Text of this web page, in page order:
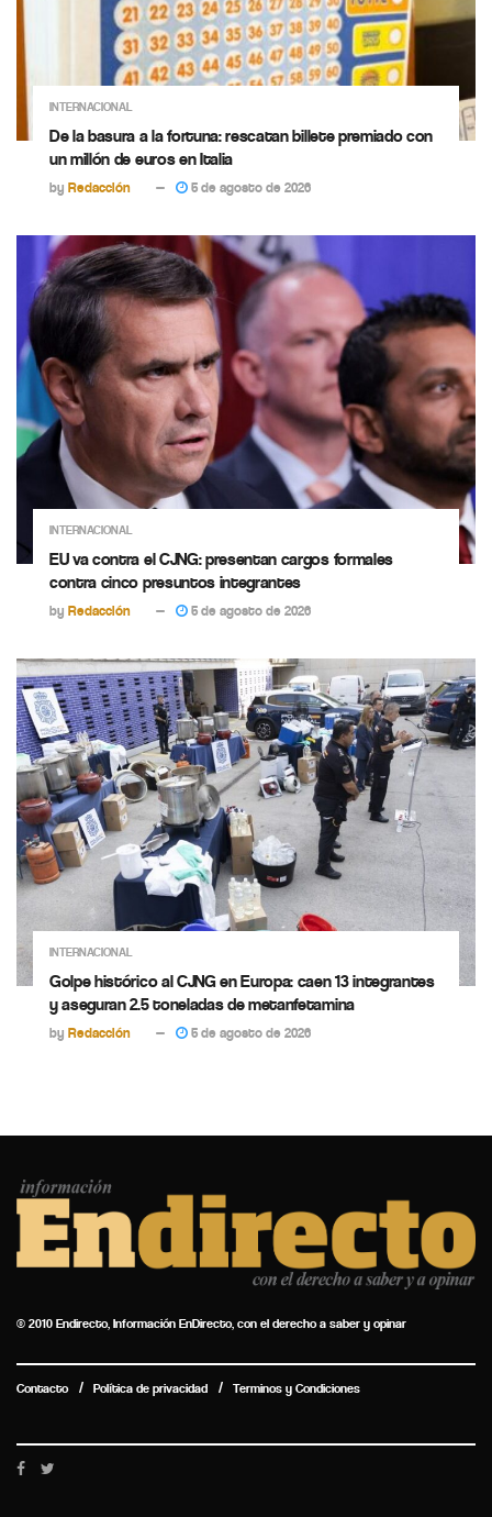
INTERNACIONAL
De la basura a la fortuna: rescatan billete premiado con
un millón de euros en Italia
by Redacción 5 de agosto de 2026
INTERNACIONAL
EU va contra el CJNG: presentan cargos formales
contra cinco presuntos integrantes
by Redacción 5 de agosto de 2026
INTERNACIONAL
Golpe histórico al CJNG en Europa: caen 13 integrantes
y aseguran 2.5 toneladas de metanfetamina
by Redacción 5 de agosto de 2026
© 2010 Endirecto, Información EnDirecto, con el derecho a saber y opinar
Contacto Política de privacidad Terminos y Condiciones